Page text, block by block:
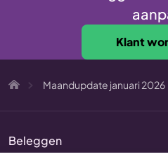
Klant
Maandupdate januari 2026
Beleggen